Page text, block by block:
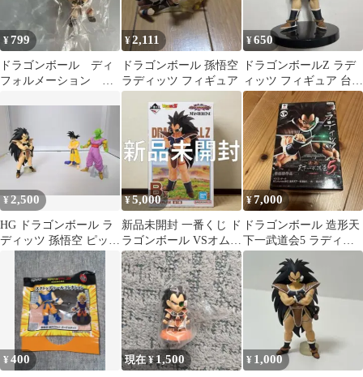
¥799
ドラゴンボール ディ
フォルメーション フ
¥2,111
ドラゴンボール 孫悟空
ラディッツ フィギュア
¥650
ドラゴンボールZ ラデ
ィッツ フィギュア 台座
付
¥2,500
HG ドラゴンボール ラ
ディッツ 孫悟空 ピッコ
ロ フィギュア まとめ売
¥5,000
新品未開封 一番くじ ド
ラゴンボール VSオムニ
バスアメイジング B賞
ラディッツ
¥7,000
ドラゴンボール 造形天
下一武道会5 ラディッ
ツ
¥400 現在 ¥1,500 ¥ 1,000